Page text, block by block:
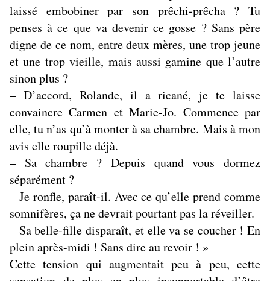
laissé embobiner par son prêchi-prêcha ? Tu
penses à ce que va devenir ce gosse ? Sans père
digne de ce nom, entre deux mères, une trop jeune
et une trop vieille, mais aussi gamine que l’autre
sinon plus ?
– D’accord, Rolande, il a ricané, je te laisse
convaincre Carmen et Marie-Jo. Commence par
elle, tu n’as qu’à monter à sa chambre. Mais à mon
avis elle roupille déjà.
– Sa chambre ? Depuis quand vous dormez
séparément ?
– Je ronfle, paraît-il. Avec ce qu’elle prend comme
somnifères, ça ne devrait pourtant pas la réveiller.
– Sa belle-fille disparaît, et elle va se coucher ! En
plein après-midi ! Sans dire au revoir ! »
Cette tension qui augmentait peu à peu, cette